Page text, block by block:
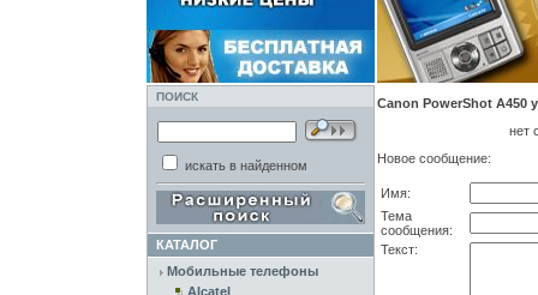
ПОИСК
искать в найденном
КАТАЛОГ
Мобильные телефоны
Alcatel
Canon PowerShot A450
нет
Новое сообщение:
Имя:
Тема
сообщения:
Текст: